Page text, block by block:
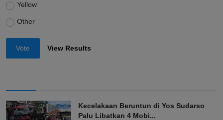
Yellow
Other
Vote View Results
Kecelakaan Beruntun di Yos Sudarso
Palu Libatkan 4 Mobi...